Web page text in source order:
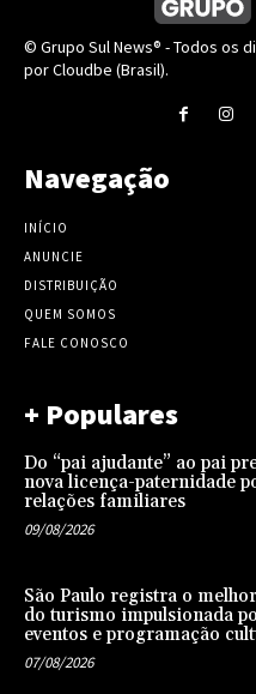
© Grupo Sul News® - Todos os
por Cloudbe (Brasil).
Navegação
INÍCIO
ANUNCIE
DISTRIBUIÇÃO
QUEM SOMOS
FALE CONOSCO
+ Populares
Do “pai ajudante” ao pai
nova licença-paternidade
relações familiares
09/08/2026
São Paulo registra o
do turismo impulsionada
eventos e programação
07/08/2026